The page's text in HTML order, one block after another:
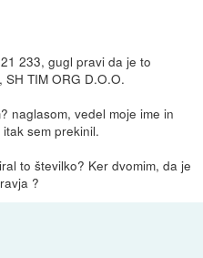
233, gugl pravi da je to
SH TIM ORG D.O.O.
naglasom, vedel moje ime in
sem prekinil.
to številko? Ker dvomim, da je
?